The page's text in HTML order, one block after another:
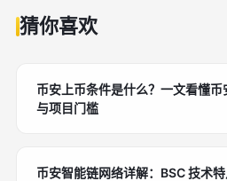
猜你喜欢
币安上币条件是什么？一文看懂
与项目门槛
币安智能链网络详解：BSC 技术